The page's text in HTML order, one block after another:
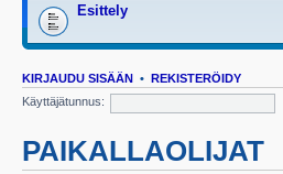
Esittely
KIRJAUDU SISÄÄN • REKISTERÖIDY
Käyttäjätunnus:
PAIKALLAOLIJAT